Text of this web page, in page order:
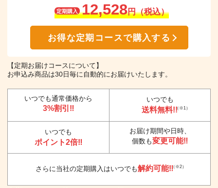
定期購入 12,528円（税込）
お得な定期コースで購入する
【定期お届けコースについて】
お申込み商品は30日毎に自動的にお届けいたします。
いつでも通常価格から
3%割引‼
いつでも
送料無料!!（※1）
いつでも
ポイント2倍‼
お届け期間や日時、
個数も変更可能‼
さらに当社の定期購入はいつでも解約可能‼（※2）